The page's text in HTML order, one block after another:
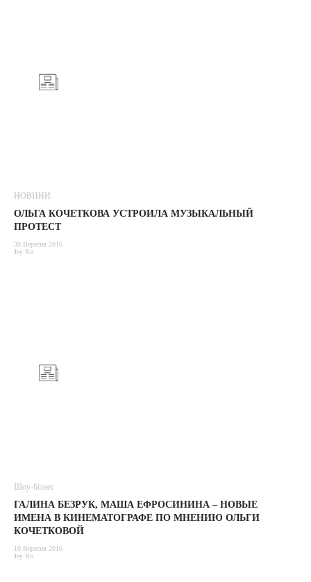
НОВИНИ
ОЛЬГА КОЧЕТКОВА УСТРОИЛА МУЗЫКАЛЬНЫЙ
ПРОТЕСТ
30 Вересня 2016
Jey Ro
Шоу-бізнес
ГАЛИНА БЕЗРУК, МАША ЕФРОСИНИНА – НОВЫЕ
ИМЕНА В КИНЕМАТОГРАФЕ ПО МНЕНИЮ ОЛЬГИ
КОЧЕТКОВОЙ
10 Вересня 2016
Jey Ro